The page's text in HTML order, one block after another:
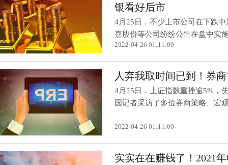
银看好后市
4月25日，不少上市公司在下跌
嘉股份等公司纷纷公告在盘中实
2022-04-26 01:11:00
人弃我取时间已到！券
4月25日，上证指数重挫逾5%，
国记者采访了多位券商策略、宏
2022-04-26 01:11:00
实实在在赚钱了！2021